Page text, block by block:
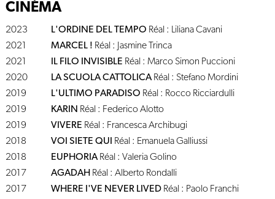
CINÉMA
2023 L'ORDINE DEL TEMPO Réal : Liliana Cavani
2021
MARCEL ! Réal : Jasmine Trinca
2021
IL FILO INVISIBLE Réal : Marco Simon Puccioni
2020
LA SCUOLA CATTOLICARéal : Stefano Mordini
2019
L'ULTIMO PARADISO Réal : Rocco Ricciardulli
2019
KARIN Réal : Federico Alotto
2019
VIVERE Réal : Francesca Archibugi
2018
VOI SIETE QUI
Réal : Emanuela Galliussi
2018
EUPHORIARéal : Valeria Golino
2017
AGADAH Réal : Alberto Rondalli
2017
WHERE I'VE NEVER LIVEDRéal : Paolo Franchi